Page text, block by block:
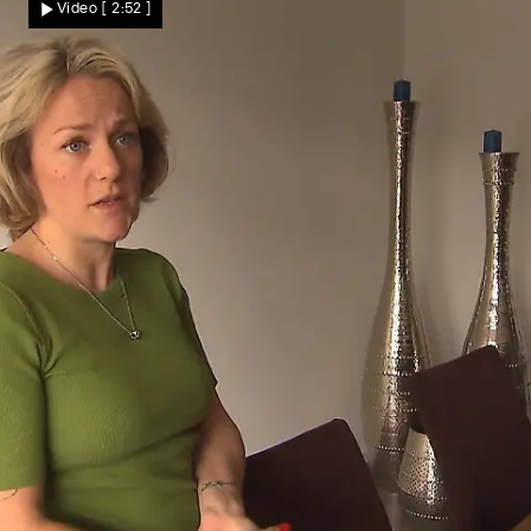
charmante Schusseligkeit?
Video [ 2:52 ]